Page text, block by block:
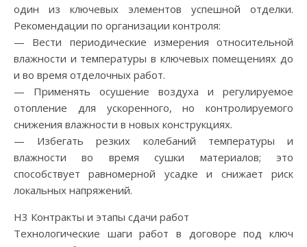
один из ключевых элементов успешной отделки.
Рекомендации по организации контроля:
— Вести периодические измерения относительной
влажности и температуры в ключевых помещениях до
и во время отделочных работ.
— Применять осушение воздуха и регулируемое
отопление для ускоренного, но контролируемого
снижения влажности в новых конструкциях.
— Избегать резких колебаний температуры и
влажности во время сушки материалов; это
способствует равномерной усадке и снижает риск
локальных напряжений.
H3 Контракты и этапы сдачи работ
Технологические шаги работ в договоре под ключ